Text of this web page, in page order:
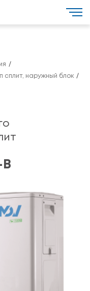
сплит, наружный блок